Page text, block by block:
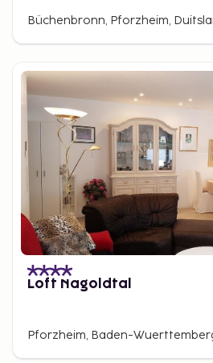
Büchenbronn, Pforzheim,
Loft Nagoldtal
Pforzheim, Baden-